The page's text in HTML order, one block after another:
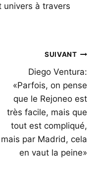
univers à travers
SUIVANT
Diego Ventura:
«Parfois, on pense
que le Rejoneo est
très facile, mais que
tout est compliqué,
mais par Madrid, cela
en vaut la peine»